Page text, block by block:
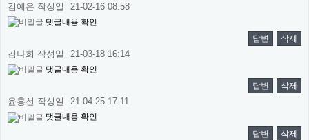
김예은 작성일 21-02-16 08:58
댓글내용 확인
답변
삭제
김나희 작성일 21-03-18 16:14
댓글내용 확인
답변
삭제
윤홍선 작성일 21-04-25 17:11
댓글내용 확인
답변
삭제